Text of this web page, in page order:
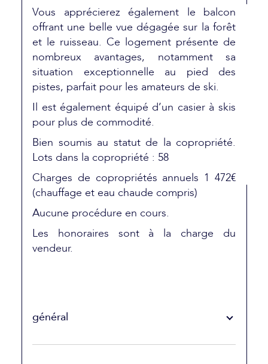
Vous apprécierez également le balcon
offrant une belle vue dégagée sur la forêt
et le ruisseau. Ce logement présente de
nombreux avantages, notamment sa
situation exceptionnelle au pied des
pistes, parfait pour les amateurs de ski.
Il est également équipé d’un casier à skis
pour plus de commodité.
Bien soumis au statut de la copropriété.
Lots dans la copropriété : 58
Charges de copropriétés annuels 1 472€
(chauffage et eau chaude compris)
Aucune procédure en cours.
Les honoraires sont à la charge du
vendeur.
général